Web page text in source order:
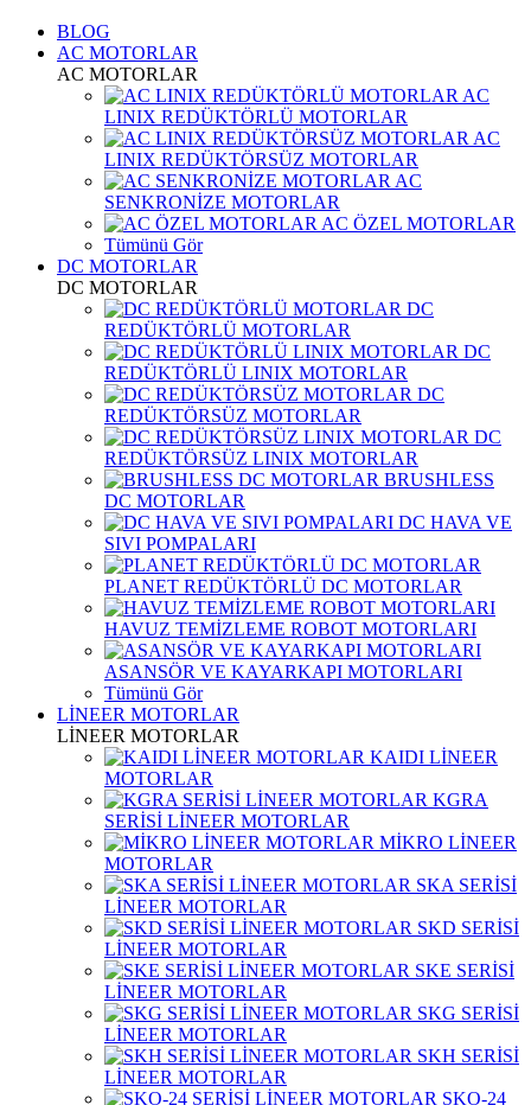
BLOG
AC MOTORLAR
AC MOTORLAR
AC
LINIX REDÜKTÖRLÜ MOTORLAR
AC
LINIX REDÜKTÖRSÜZ MOTORLAR
AC
SENKRONİZE MOTORLAR
AC ÖZEL MOTORLAR
Tümünü Gör
DC MOTORLAR
DC MOTORLAR
DC
REDÜKTÖRLÜ MOTORLAR
DC
REDÜKTÖRLÜ LINIX MOTORLAR
DC
REDÜKTÖRSÜZ MOTORLAR
DC
REDÜKTÖRSÜZ LINIX MOTORLAR
BRUSHLESS
DC MOTORLAR
DC HAVA VE
SIVI POMPALARI
PLANET REDÜKTÖRLÜ DC MOTORLAR
HAVUZ TEMİZLEME ROBOT MOTORLARI
ASANSÖR VE KAYARKAPI MOTORLARI
Tümünü Gör
LİNEER MOTORLAR
LİNEER MOTORLAR
KAIDI LİNEER
MOTORLAR
KGRA
SERİSİ LİNEER MOTORLAR
MİKRO LİNEER
MOTORLAR
SKA SERİSİ
LİNEER MOTORLAR
SKD SERİSİ
LİNEER MOTORLAR
SKE SERİSİ
LİNEER MOTORLAR
SKG SERİSİ
LİNEER MOTORLAR
SKH SERİSİ
LİNEER MOTORLAR
SKO-24